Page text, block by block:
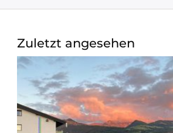
Zuletzt angesehen